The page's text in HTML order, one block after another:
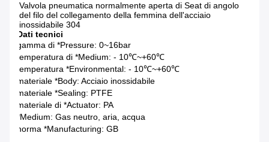
Valvola pneumatica normalmente aperta di Seat di angolo
del filo del collegamento della femmina dell'acciaio
inossidabile 304
Dati tecnici
gamma di *Pressure: 0~16bar
temperatura di *Medium: - 10℃~+60℃
temperatura *Environmental: - 10℃~+60℃
materiale *Body: Acciaio inossidabile
materiale *Sealing: PTFE
materiale di *Actuator: PA
*Medium: Gas neutro, aria, acqua
norma *Manufacturing: GB